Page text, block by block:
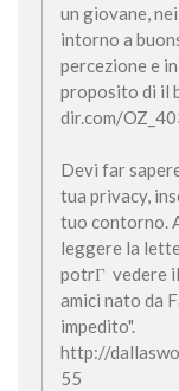
un giovane,
intorno a
percezione e
proposito di il
dir.com/
Devi far
tua privacy,
tuo contorno.
leggere la
potrГ vedere
amici nato da
impedito".
http://
55